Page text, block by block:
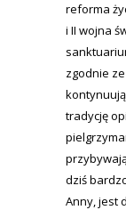
reforma
i II wojna
zgodnie
tradycję
dziś
Anny, jest